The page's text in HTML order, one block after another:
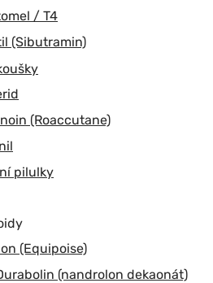
/ T4
(Sibutramin)
(Roaccutane)
pilulky
(Equipoise)
(nandrolon dekaonát)